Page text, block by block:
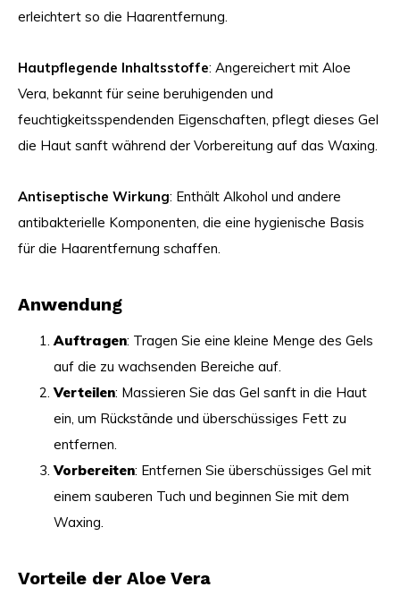
erleichtert so die Haarentfernung.
Hautpflegende Inhaltsstoffe: Angereichert mit Aloe
Vera, bekannt für seine beruhigenden und
feuchtigkeitsspendenden Eigenschaften, pflegt dieses Gel
die Haut sanft während der Vorbereitung auf das Waxing.
Antiseptische Wirkung: Enthält Alkohol und andere
antibakterielle Komponenten, die eine hygienische Basis
für die Haarentfernung schaffen.
Anwendung
Auftragen: Tragen Sie eine kleine Menge des Gels
auf die zu wachsenden Bereiche auf.
Verteilen: Massieren Sie das Gel sanft in die Haut
ein, um Rückstände und überschüssiges Fett zu
entfernen.
Vorbereiten: Entfernen Sie überschüssiges Gel mit
einem sauberen Tuch und beginnen Sie mit dem
Waxing.
Vorteile der Aloe Vera